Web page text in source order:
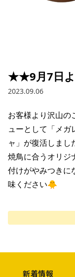
★★9月7日
2023.09.06
お客様より沢山の
ューとして「メガ
ャ」が復活しまし
焼鳥に合うオリジ
付けがやみつきに
味ください🐥
新着情報